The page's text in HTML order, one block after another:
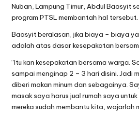
Nuban, Lampung Timur, Abdul Baasyit
program PTSL membantah hal tersebut.
Baasyit beralasan, jika biaya – biaya
adalah atas dasar kesepakatan
“Itu kan kesepakatan bersama warga.
sampai menginap 2 – 3 hari disini. Jadi
diberi makan minum dan sebagainya.
masak saya harus jual rumah saya
mereka sudah membantu kita, wajarlah